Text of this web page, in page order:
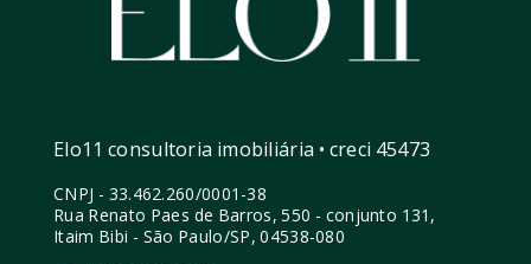
Elo11 consultoria imobiliária • creci 45473
CNPJ - 33.462.260/0001-38
Rua Renato Paes de Barros, 550 - conjunto 131,
Itaim Bibi - São Paulo/SP, 04538-080